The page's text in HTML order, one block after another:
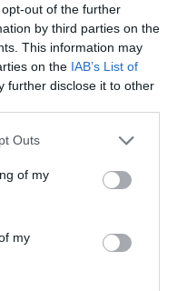
out of the further
by third parties on the
This information may
on the IAB’s List of
further disclose it to other
Outs
of my
my
NACIONAIS
SUB-15 SUB-13
NACIONAIS